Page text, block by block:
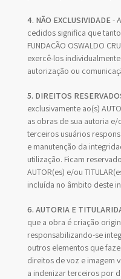
4. NÃO EXCLUSIVIDADE-
cedidos significa que
FUNDAÇÃO OSWALDO
exercê-los
autorização ou
5. DIREITOS
exclusivamente ao(s)
as obras de sua autoria
terceiros usuários
e manutenção da
utilização. Ficam
AUTOR(es) e/ou
incluída no âmbito deste
6. AUTORIA E
que a obra é criação
responsabilizando-se
outros elementos que
direitos de voz e imagem
a indenizar terceiros por